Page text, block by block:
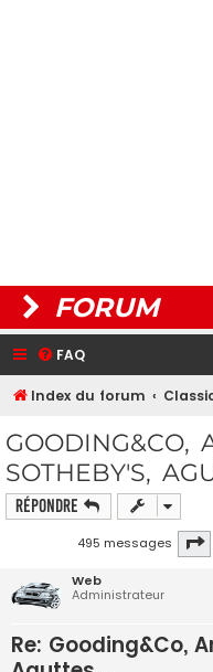
FORUM
FAQ
Index du forum
GOODING&CO,
SOTHEBY'S,
Répondre
495 messages
Web
Administrateur
Re: Gooding&Co,